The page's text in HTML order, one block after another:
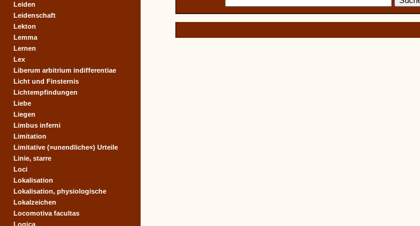
Leiden
Leidenschaft
Lekton
Lemma
Lernen
Lex
Liberum arbitrium indifferentiae
Licht und Finsternis
Lichtempfindungen
Liebe
Liegen
Limbus inferni
Limitation
Limitative (»unendliche«) Urteile
Linie, starre
Loci
Lokalisation
Lokalisation, physiologische
Lokalzeichen
Locomotiva facultas
Logica